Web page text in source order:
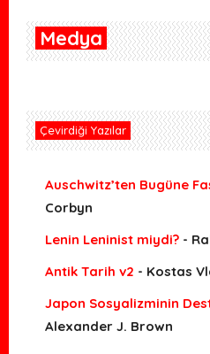
Medya
Çevirdiği Yazılar
Auschwitz’ten Bugüne
Corbyn
Lenin Leninist miydi? -
Antik Tarih v2 - Kostas
Japon Sosyalizminin
Alexander J. Brown